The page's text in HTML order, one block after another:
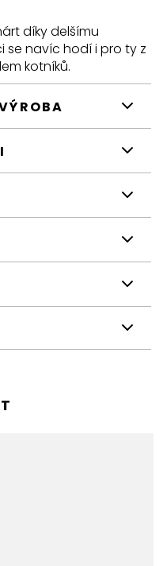
díky delšímu
se navíc hodí i pro ty z
kotníků.